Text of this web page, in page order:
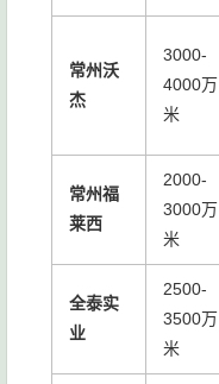
常州沃
杰
3000-
4000万
米
常州福
莱西
2000-
3000万
米
全泰实
业
2500-
3500万
米